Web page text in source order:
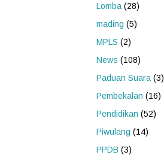
Lomba (28)
mading (5)
MPLS (2)
News (108)
Paduan Suara (3)
Pembekalan (16)
Pendidikan (52)
Piwulang (14)
PPDB (3)